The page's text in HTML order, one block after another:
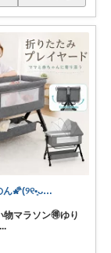
みののん🌠(୨୧•͈ᴗ•͈)感謝♡
物マラソン🉐ゆり
...